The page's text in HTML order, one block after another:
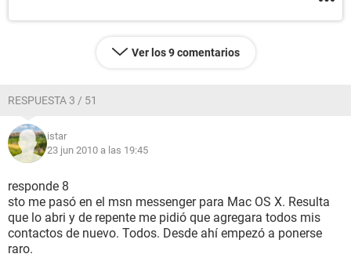
Ver los 9 comentarios
RESPUESTA 3 / 51
istar
23 jun 2010 a las 19:45
responde 8
sto me pasó en el msn messenger para Mac OS X. Resulta
que lo abri y de repente me pidió que agregara todos mis
contactos de nuevo. Todos. Desde ahí empezó a ponerse
raro.